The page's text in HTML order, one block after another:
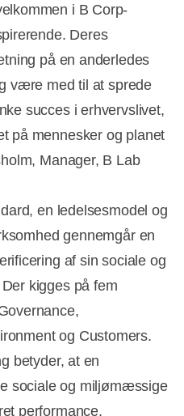
i B Corp-
Deres
på en anderledes
være med til at sprede
succes i erhvervslivet,
på mennesker og planet
Manager, B Lab
en ledelsesmodel og
gennemgår en
af sin sociale og
kigges på fem
og Customers.
betyder, at en
sociale og miljømæssige
performance,